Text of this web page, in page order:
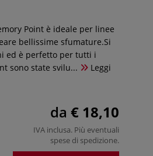
Point è ideale per linee
bellissime sfumature.Si
ed è perfetto per tutti i
sono state svilu...
Leggi
da € 18,10
IVA inclusa. Più eventuali
spese di spedizione.